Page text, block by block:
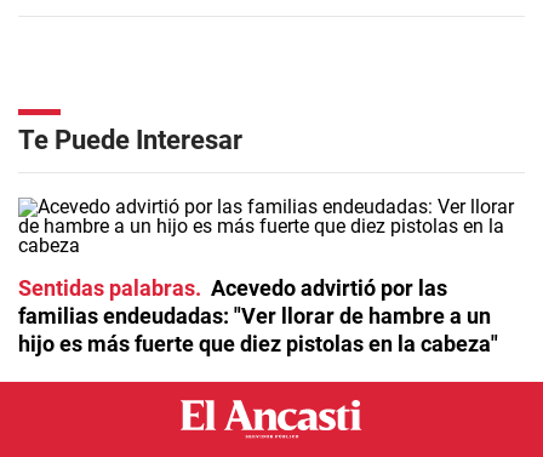
Te Puede Interesar
Sentidas palabras
Acevedo advirtió por las
familias endeudadas: "Ver llorar de hambre a un
hijo es más fuerte que diez pistolas en la cabeza"